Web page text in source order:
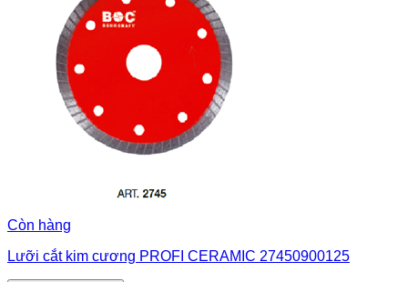
Còn hàng
Lưỡi cắt kim cương PROFI CERAMIC 27450900125